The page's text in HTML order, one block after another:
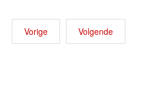
Vorige Volgende